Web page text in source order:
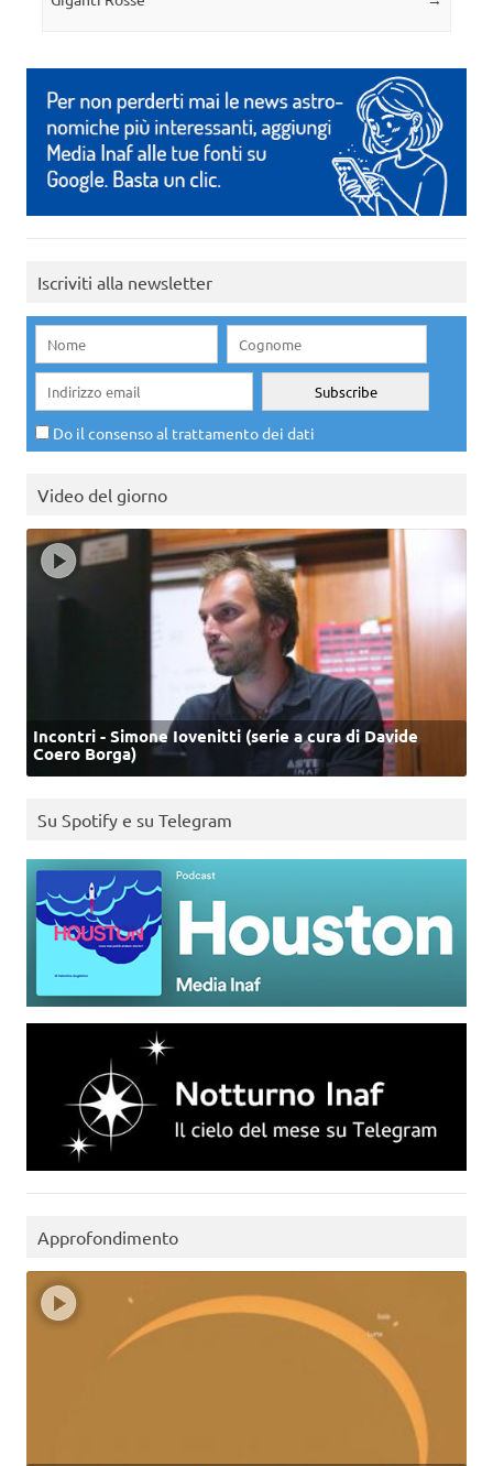
Iscriviti alla newsletter
Do il consenso al trattamento dei dati
Video del giorno
Incontri - Simone Iovenitti (serie a cura di Davide
Coero Borga)
Su Spotify e su Telegram
Approfondimento